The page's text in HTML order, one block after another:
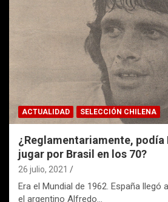
ACTUALIDAD SELECCIÓN CHILENA
¿Reglamentariamente, podía
jugar por Brasil en los 70?
26 julio, 2021
Era el Mundial de 1962. España llegó
el argentino Alfredo…